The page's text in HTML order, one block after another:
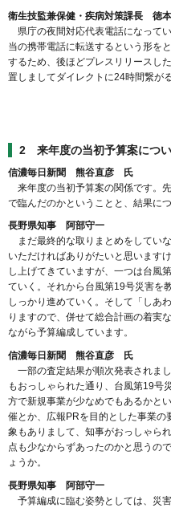
衛生技監兼保健・疾病対策課長 徳
県庁の夜間対応代表電話になって
当の携帯電話に転送するという形を
するため、後ほどプレスリリースし
置しましてダイレクトに24時間繋が
2 来年度の当初予算案につ
信濃毎日新聞 熊谷直彦 氏
来年度の当初予算案の関係です。
で臨んだのかということと、結果に
長野県知事 阿部守一
まだ最終的な取りまとめをしてい
いただければありがたいと思います
し上げてきていますが、一つは台風
ていく。それから台風第19号災害を
しっかり進めていく。そして「しあ
りますので、併せて総合計画の着実
ながら予算編成しています。
信濃毎日新聞 熊谷直彦 氏
一部の査定結果が順次発表されま
もおっしゃられた通り、台風第19号
方で新規事業が少なめでもあるかと
催とか、広報PRを目的とした事業
象もありまして、知事がおっしゃら
点も少なからずあったのかと思うの
ょうか。
長野県知事 阿部守一
予算編成に臨む姿勢としては、災